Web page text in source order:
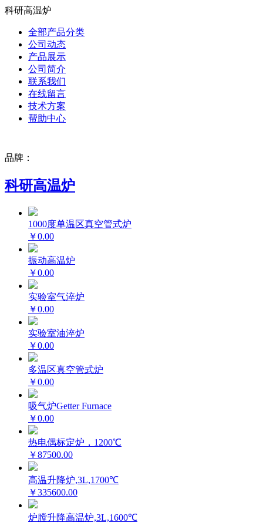
科研高温炉
全部产品分类
公司动态
产品展示
公司简介
联系我们
在线留言
技术方案
帮助中心
品牌：
科研高温炉
1000度单温区真空管式炉
￥0.00
振动高温炉
￥0.00
实验室气淬炉
￥0.00
实验室油淬炉
￥0.00
多温区真空管式炉
￥0.00
吸气炉Getter Furnace
￥0.00
热电偶标定炉，1200℃
￥87500.00
高温升降炉,3L,1700℃
￥335600.00
炉膛升降高温炉,3L,1600℃